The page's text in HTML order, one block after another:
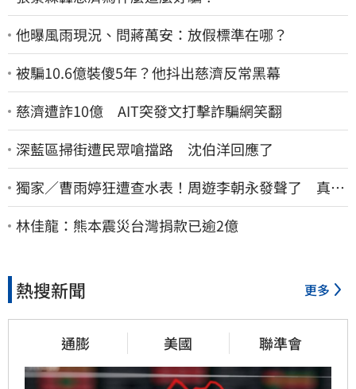
他曝風雨現況、問蔣萬安：放假標準在哪？
被騙10.6億裝傻5年？他抖出慈濟反常黑幕
慈濟遭詐10億 AIT突發文打擊詐騙網笑翻
深藍區掃街遭民眾嗆擋路 沈伯洋回應了
獨家／曹雨婷狂遭查水表！周遊李朝永發聲了 真實
看法曝光
林佳龍：熊本震災台灣捐款已逾2億
熱搜新聞 更多
通膨 美國 聯準會